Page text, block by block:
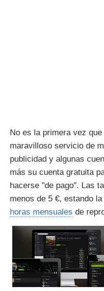
No es la primera vez que
maravilloso servicio de
publicidad y algunas
más su cuenta gratuita
hacerse "de pago". Las
menos de 5 €, estando
horas mensuales de